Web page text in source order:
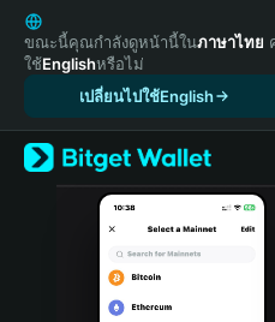
English
日本語
Tiếng Việt
Español (Latinoamérica)
Türkçe
Italiano
ขณะนี้คุณกำลังดูหน้านี้ในภาษาไทย
ใช้Englishหรือไม่
เปลี่ยนไปใช้English